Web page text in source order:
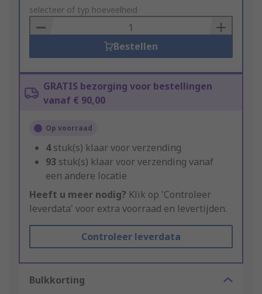
to
Basket
selecteer of typ hoeveelheid
Bestellen
GRATIS bezorging voor bestellingen
vanaf € 90,00
Op voorraad
4stuk(s) klaar voor verzending
93 stuk(s) klaar voor verzending vanaf
een andere locatie
Heeft u meer nodig? Klik op 'Controleer
leverdata' voor extra voorraad en levertijden.
Controleer leverdata
Bulkkorting